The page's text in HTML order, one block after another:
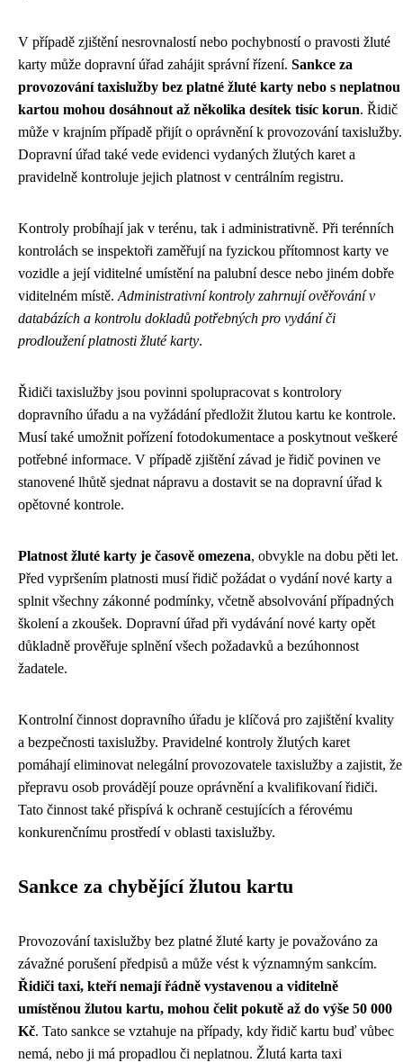
V případě zjištění nesrovnalostí nebo pochybností o pravosti žluté
karty může dopravní úřad zahájit správní řízení. Sankce za
provozování taxislužby bez platné žluté karty nebo s neplatnou
kartou mohou dosáhnout až několika desítek tisíc korun. Řidič
může v krajním případě přijít o oprávnění k provozování taxislužby.
Dopravní úřad také vede evidenci vydaných žlutých karet a
pravidelně kontroluje jejich platnost v centrálním registru.
Kontroly probíhají jak v terénu, tak i administrativně. Při terénních
kontrolách se inspektoři zaměřují na fyzickou přítomnost karty ve
vozidle a její viditelné umístění na palubní desce nebo jiném dobře
viditelném místě. Administrativní kontroly zahrnují ověřování v
databázích a kontrolu dokladů potřebných pro vydání či
prodloužení platnosti žluté karty.
Řidiči taxislužby jsou povinni spolupracovat s kontrolory
dopravního úřadu a na vyžádání předložit žlutou kartu ke kontrole.
Musí také umožnit pořízení fotodokumentace a poskytnout veškeré
potřebné informace. V případě zjištění závad je řidič povinen ve
stanovené lhůtě sjednat nápravu a dostavit se na dopravní úřad k
opětovné kontrole.
Platnost žluté karty je časově omezena, obvykle na dobu pěti let.
Před vypršením platnosti musí řidič požádat o vydání nové karty a
splnit všechny zákonné podmínky, včetně absolvování případných
školení a zkoušek. Dopravní úřad při vydávání nové karty opět
důkladně prověřuje splnění všech požadavků a bezúhonnost
žadatele.
Kontrolní činnost dopravního úřadu je klíčová pro zajištění kvality
a bezpečnosti taxislužby. Pravidelné kontroly žlutých karet
pomáhají eliminovat nelegální provozovatele taxislužby a zajistit, že
přepravu osob provádějí pouze oprávnění a kvalifikovaní řidiči.
Tato činnost také přispívá k ochraně cestujících a férovému
konkurenčnímu prostředí v oblasti taxislužby.
Sankce za chybějící žlutou kartu
Provozování taxislužby bez platné žluté karty je považováno za
závažné porušení předpisů a může vést k významným sankcím.
Řidiči taxi, kteří nemají řádně vystavenou a viditelně
umístěnou žlutou kartu, mohou čelit pokutě až do výše 50 000
Kč. Tato sankce se vztahuje na případy, kdy řidič kartu buď vůbec
nemá, nebo ji má propadlou či neplatnou. Žlutá karta taxi